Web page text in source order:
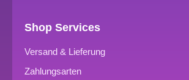
Shop Services
Versand & Lieferung
Zahlungsarten